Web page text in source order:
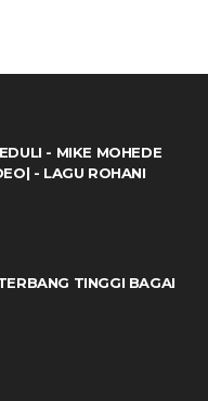
- MIKE MOHEDE
- LAGU ROHANI
TINGGI BAGAI